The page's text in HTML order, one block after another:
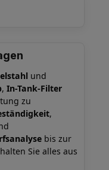
und
, In-Tank-Filter
zu
,
bis zur
Sie alles aus